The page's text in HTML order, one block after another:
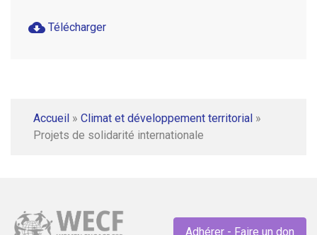
cloud_download Télécharger
Accueil » Climat et développement territorial »
Projets de solidarité internationale
Adhérer - Faire un don